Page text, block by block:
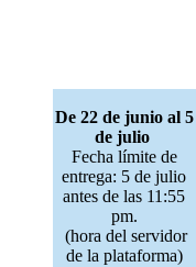
De 22 de junio al 5
de julio
Fecha límite de
entrega: 5 de julio
antes de las 11:55
pm.
(hora del servidor
de la plataforma)